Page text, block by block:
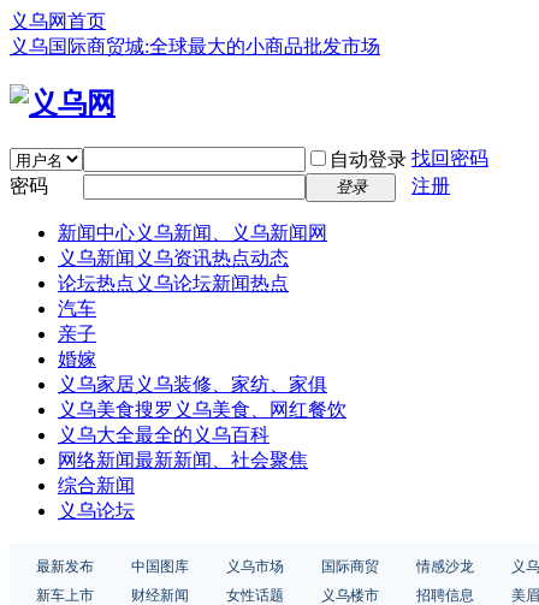
义乌网首页
义乌国际商贸城:全球最大的小商品批发市场
自动登录 找回密码
密码
登录 注册
新闻中心义乌新闻、义乌新闻网
义乌新闻 义乌资讯热点动态
论坛热点 义乌论坛新闻热点
汽车
亲子
婚嫁
义乌家居义乌装修、家纺、家俱
义乌美食搜罗义乌美食、网红餐饮
义乌大全最全的义乌百科
网络新闻最新新闻、社会聚焦
综合新闻
义乌论坛
最新发布 中国图库 义乌市场 国际商贸 情感沙龙
义
新车上市
财经新闻 女性话题 义乌楼市 招聘信息 美